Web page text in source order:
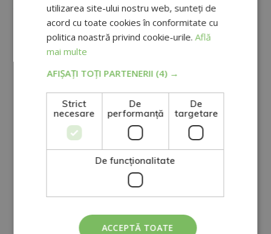
Vezi mai mult
utilizarea site-ului nostru web, sunteți de
acord cu toate cookies în conformitate cu
politica noastră privind cookie-urile.Află
mai multe
AFIȘAȚI TOȚI PARTENERII (4) →
Strict
necesare
De
performanță
De
targetare
De funcţionalitate
ACCEPTĂ TOATE